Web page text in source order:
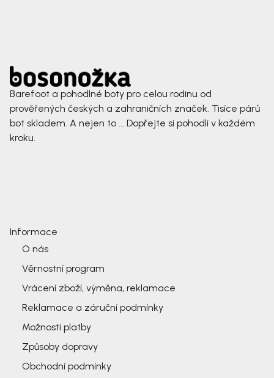
Barefoot a pohodlné boty pro celou rodinu od
prověřených českých a zahraničních značek. Tisíce párů
bot skladem. A nejen to ... Dopřejte si pohodlí v každém
kroku.
Informace
O nás
Věrnostní program
Vrácení zboží, výměna, reklamace
Reklamace a záruční podmínky
Možnosti platby
Způsoby dopravy
Obchodní podmínky